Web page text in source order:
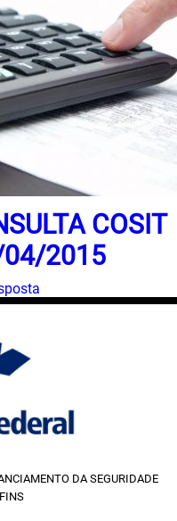
COSIT
04/2015
DA SEGURIDADE